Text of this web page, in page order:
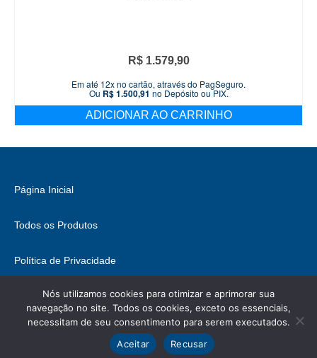
R$1.579,90
Em até 12x no cartão, através do PagSeguro.
Ou R$1.500,91 no Depósito ou PIX.
ADICIONAR AO CARRINHO
Página Inicial
Todos os Produtos
Política de Privacidade
Fale Conosco
© 2026 Brasil Hobbies - WordPress Theme byKadence WP
, podem conter direitos.
Nós utilizamos cookies para otimizar e aprimorar sua
navegação no site. Todos os cookies, exceto os essenciais,
necessitam de seu consentimento para serem executados.
Aceitar
Recusar